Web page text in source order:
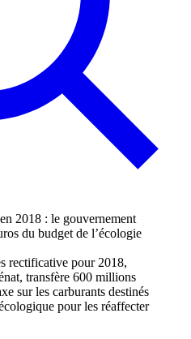
rectificative pour 2018,
transfère 600 millions
sur les carburants destinés
pour les réaffecter